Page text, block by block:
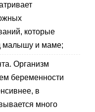
которые
малышу и маме;
Организм
беременности
в
много